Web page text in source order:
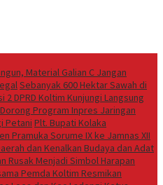
Material Galian C Jangan
Sebanyak 600 Hektar Sawah di
2 DPRD Koltim Kunjungi Langsung
Program Inpres Jaringan
Petani Plt. Bupati Kolaka
Pramuka Sorume IX ke Jamnas XII
dan Kenalkan Budaya dan Adat
Rusak Menjadi Simbol Harapan
Pemda Koltim Resmikan